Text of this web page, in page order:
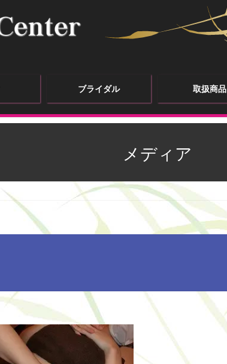
ブライダル 取扱商品
メディア